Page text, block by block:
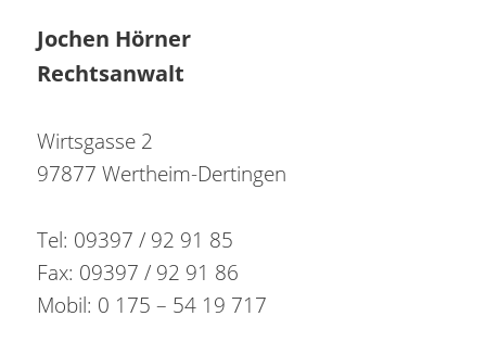
springen
Jochen Hörner
Rechtsanwalt
Wirtsgasse 2
97877 Wertheim-Dertingen
Tel: 09397 / 92 91 85
Fax: 09397 / 92 91 86
Mobil: 0 175 – 54 19 717